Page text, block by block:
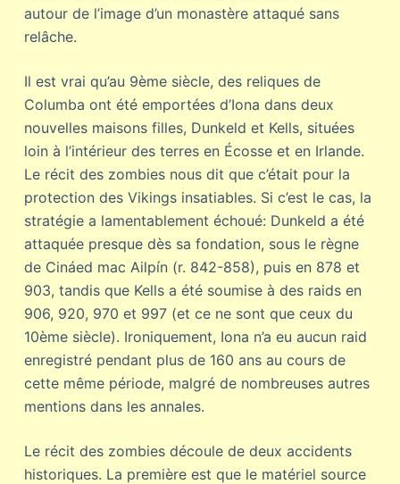
autour de l’image d’un monastère attaqué sans
relâche.
Il est vrai qu’au 9ème siècle, des reliques de
Columba ont été emportées d’Iona dans deux
nouvelles maisons filles, Dunkeld et Kells, situées
loin à l’intérieur des terres en Écosse et en Irlande.
Le récit des zombies nous dit que c’était pour la
protection des Vikings insatiables. Si c’est le cas, la
stratégie a lamentablement échoué: Dunkeld a été
attaquée presque dès sa fondation, sous le règne
de Cináed mac Ailpín (r. 842-858), puis en 878 et
903, tandis que Kells a été soumise à des raids en
906, 920, 970 et 997 (et ce ne sont que ceux du
10ème siècle). Ironiquement, Iona n’a eu aucun raid
enregistré pendant plus de 160 ans au cours de
cette même période, malgré de nombreuses autres
mentions dans les annales.
Le récit des zombies découle de deux accidents
historiques. La première est que le matériel source